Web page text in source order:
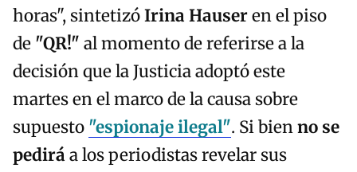
horas", sintetizóIrina Hauseren el piso
de "QR!" al momento de referirse a la
decisión que la Justicia adoptó este
martes en el marco de la causa sobre
supuesto "espionaje ilegal". Si bienno se
pediráa los periodistas revelar sus